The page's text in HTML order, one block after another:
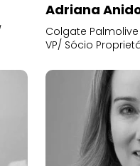
Adriana
Colgate
VP/ Sócio